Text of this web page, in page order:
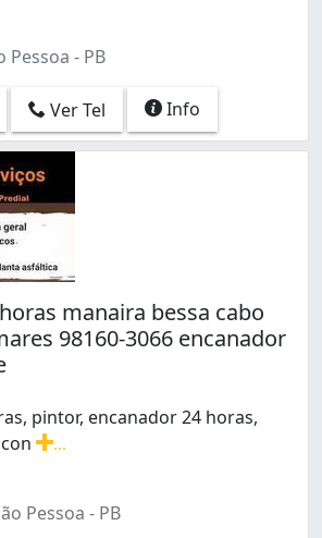
Pessoa - PB
Ver Tel Info
manaira bessa cabo
98160-3066 encanador
pintor, encanador 24 horas,
Pessoa - PB